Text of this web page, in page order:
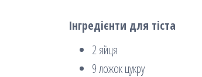
Інгредієнти для тіста
2 яйця
9 ложок цукру